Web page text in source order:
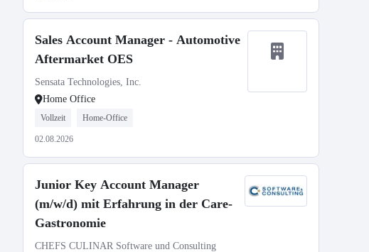
Sales Account Manager - Automotive
Aftermarket OES
Sensata Technologies, Inc.
Home Office
Vollzeit Home-Office
02.08.2026
Junior Key Account Manager
(m/w/d) mit Erfahrung in der Care-
Gastronomie
CHEFS CULINAR Software und Consulting